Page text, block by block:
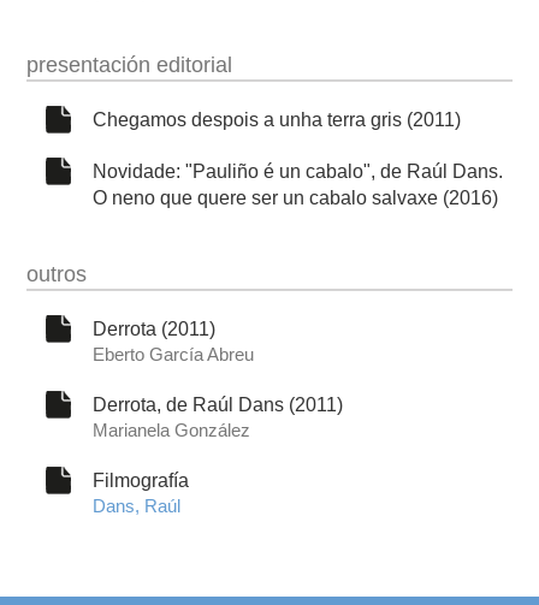
presentación editorial
Chegamos despois a unha terra gris (2011)
Novidade: "Pauliño é un cabalo", de Raúl Dans.
O neno que quere ser un cabalo salvaxe (2016)
outros
Derrota (2011)
Eberto García Abreu
Derrota, de Raúl Dans (2011)
Marianela González
Filmografía
Dans, Raúl